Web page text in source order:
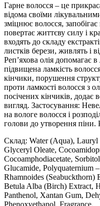
Гарне волосся – це
відома своїми
зміцнює волосся,
повертає життєву силу і
входять до складу
листків берези, живлять і
Реп’яхова олія допомагає
підвищена ламкість
кінчики, порушення
проти ламкості волосся з
посічених кінчиків, додає
вигляд. Застосування:
на вологе волосся і
голови до утворення
Склад: Water (Aqua),
Glyceryl Oleate,
Cocoamphodiacetate,
Glucamide, Polyquaternium
Rhamnoides (Seabuckthorn)
Betula Alba (Birch) Extract,
Panthenol, Xantan Gum,
Phenoxyethanol, Fragrance.